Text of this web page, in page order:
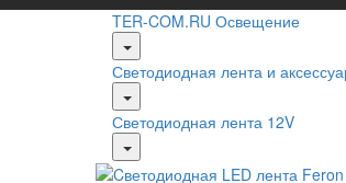
TER-COM.RU Освещение
Светодиодная лента и
Светодиодная лента 12V